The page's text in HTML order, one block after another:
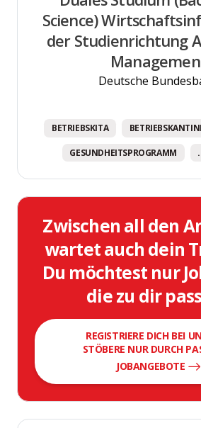
Science)
der Studienrichtung
Deutsche
BETRIEBSKITA
GESUNDHEITSPROGRAMM
Zwischen all den
wartet auch dein
Du möchtest nur
die zu dir
REGISTRIERE DICH BEI
STÖBERE NUR DURCH
JOBANGEBOTE